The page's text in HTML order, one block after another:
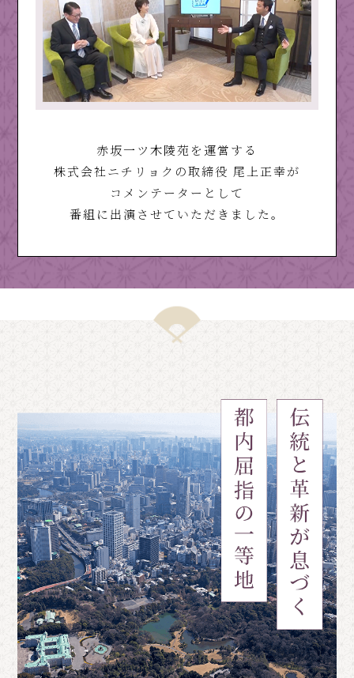
赤坂一ツ木陵苑を運営する
株式会社ニチリョクの取締役 尾上正幸が
コメンテーターとして
番組に出演させていただきました。